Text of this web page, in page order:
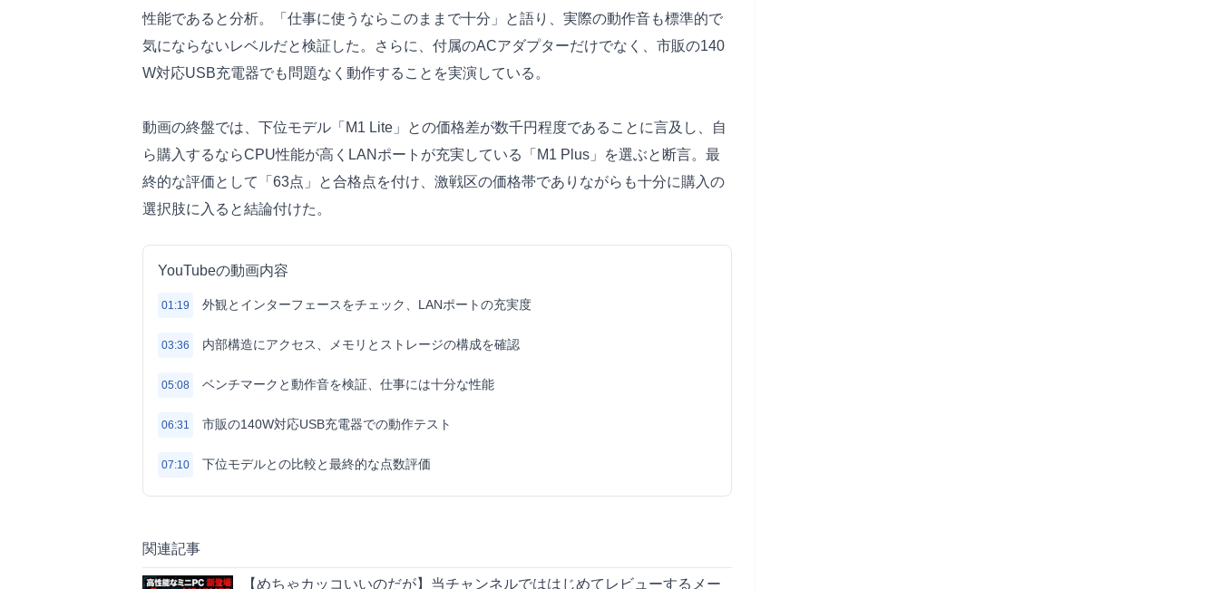
性能であると分析。「仕事に使うならこのままで十分」と語り、実際の動作音も標準的で
気にならないレベルだと検証した。さらに、付属のACアダプターだけでなく、市販の140
W対応USB充電器でも問題なく動作することを実演している。
動画の終盤では、下位モデル「M1 Lite」との価格差が数千円程度であることに言及し、自
ら購入するならCPU性能が高くLANポートが充実している「M1 Plus」を選ぶと断言。最
終的な評価として「63点」と合格点を付け、激戦区の価格帯でありながらも十分に購入の
選択肢に入ると結論付けた。
YouTubeの動画内容
01:19 外観とインターフェースをチェック、LANポートの充実度
03:36 内部構造にアクセス、メモリとストレージの構成を確認
05:08 ベンチマークと動作音を検証、仕事には十分な性能
06:31 市販の140W対応USB充電器での動作テスト
07:10 下位モデルとの比較と最終的な点数評価
関連記事
【めちゃカッコいいのだが】当チャンネルでははじめてレビューするメー